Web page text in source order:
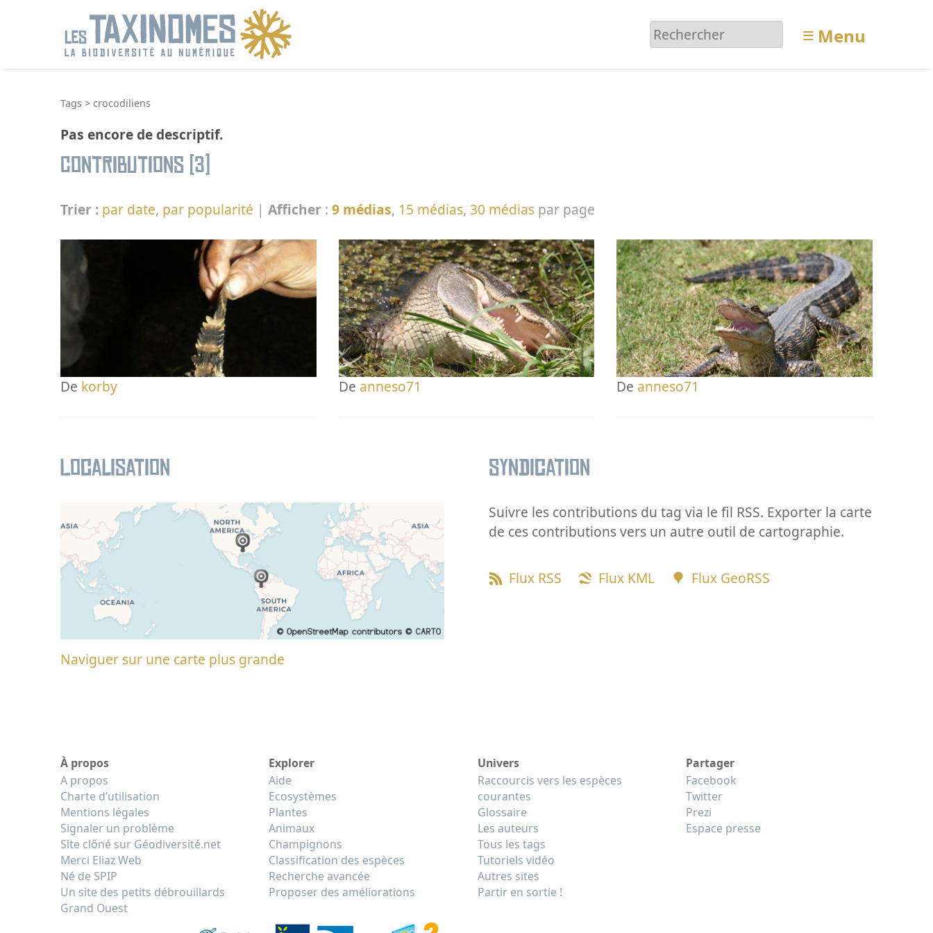
≡ Menu
Tags > crocodiliens
Pas encore de descriptif.
Contributions (3)
Trier : par date, par popularité | Afficher : 9 médias, 15 médias, 30 médias par page
De korby De anneso71 De anneso71
Localisation
Naviguer sur une carte plus grande
Syndication
Suivre les contributions du tag via le fil RSS. Exporter la carte
de ces contributions vers un autre outil de cartographie.
Flux RSS Flux KML Flux GeoRSS
À propos
A propos
Charte d’utilisation
Mentions légales
Signaler un problème
Site clôné sur Géodiversité.net
Merci Eliaz Web
Né de SPIP
Un site des petits débrouillards
Grand Ouest
Explorer
Aide
Ecosystèmes
Plantes
Animaux
Champignons
Classification des espèces
Recherche avancée
Proposer des améliorations
Univers
Raccourcis vers les espèces
courantes
Glossaire
Les auteurs
Tous les tags
Tutoriels vidéo
Autres sites
Partir en sortie !
Partager
Facebook
Twitter
Prezi
Espace presse